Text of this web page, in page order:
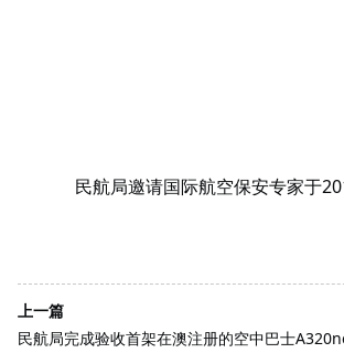
民航局邀请国际航空保安专家于
上一篇
民航局完成验收首架在澳注册的空中巴士